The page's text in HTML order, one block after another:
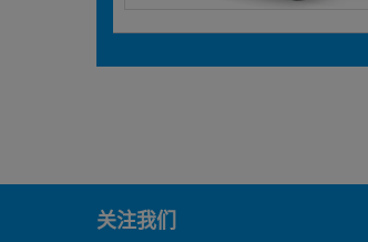
关注我们